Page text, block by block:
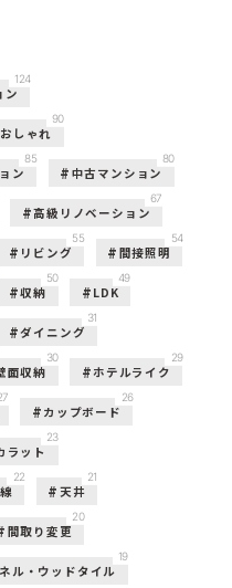
ン
124
おしゃれ
90
ン
85
中古マンション
80
高級リノベーション
67
リビング
55
間接照明
54
収納
50
LDK
49
ダイニング
31
面収納
30
ホテルライク
29
カップボード
26
ラット
23
22
天井
21
間取り変更
20
ル・ウッドタイル
19